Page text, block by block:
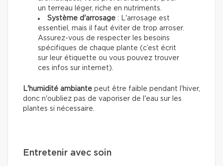
un terreau léger, riche en nutriments.
Système d'arrosage : L'arrosage est
essentiel, mais il faut éviter de trop arroser.
Assurez-vous de respecter les besoins
spécifiques de chaque plante (c’est écrit
sur leur étiquette ou vous pouvez trouver
ces infos sur internet).
L'humidité ambiante peut être faible pendant l'hiver,
donc n'oubliez pas de vaporiser de l'eau sur les
plantes si nécessaire.
Entretenir avec soin